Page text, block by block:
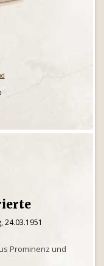
24.03.1951
Prominenz und